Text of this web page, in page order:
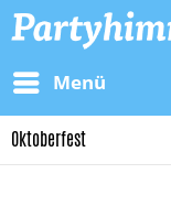
Menü
Oktoberfest